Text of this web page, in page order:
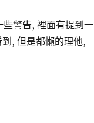
警告, 裡面有提到一
, 但是都懶的理他,